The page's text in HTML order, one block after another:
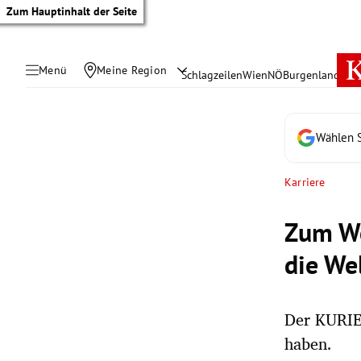
Zum Hauptinhalt der Seite
Menü Meine Region SchlagzeilenWienNÖBurgenland
Wählen
Karriere
Zum
die
Der
haben.